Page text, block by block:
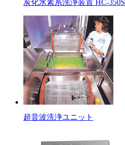
炭化水素系洗浄装置 HC-350S
超音波洗浄ユニット